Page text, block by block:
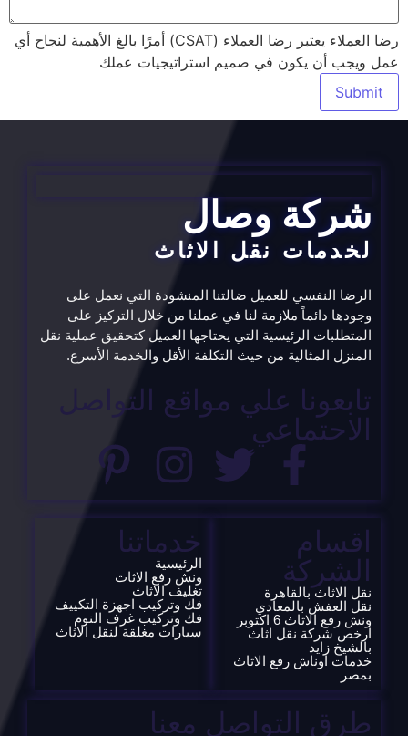
رضا العملاء يعتبر رضا العملاء (CSAT) أمرًا بالغ الأهمية لنجاح أي
عمل ويجب أن يكون في صميم استراتيجيات عملك
Submit
شركة وصال
لخدمات نقل الاثاث
الرضا النفسي للعميل ضالتنا المنشودة التي نعمل على
وجودها دائماً ملازمة لنا في عملنا من خلال التركيز على
المتطلبات الرئيسية التي يحتاجها العميل كتحقيق عملية نقل
المنزل المثالية من حيث التكلفة الأقل والخدمة الأسرع.
تابعونا علي مواقع التواصل
الاحتماعي
اقسام
الشركة
نقل الاثاث بالقاهرة
نقل العفش بالمعادي
ونش رفع الاثاث 6 اكتوبر
ارخص شركة نقل اثاث
بالشيخ زايد
خدمات اوناش رفع الاثاث
بمصر
خدماتنا
الرئيسية
ونش رفع الاثاث
تغليف الاثاث
فك وتركيب اجهزة التكييف
فك وتركيب غرف النوم
سيارات مغلقة لنقل الاثاث
طرق التواصل معنا